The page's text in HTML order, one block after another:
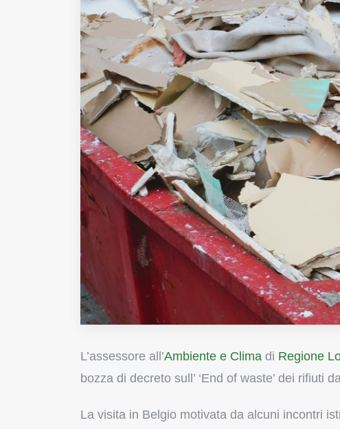
EDB edizioni - Via Brivio angolo C.
Imbonati, 89 20159 Milano (Italia)
Informativa sulla privacy
L’assessore all’Ambiente e Clima di Regione
bozza di decreto sull’ ‘End of waste’ dei rifiuti
La visita in Belgio motivata da alcuni incontri